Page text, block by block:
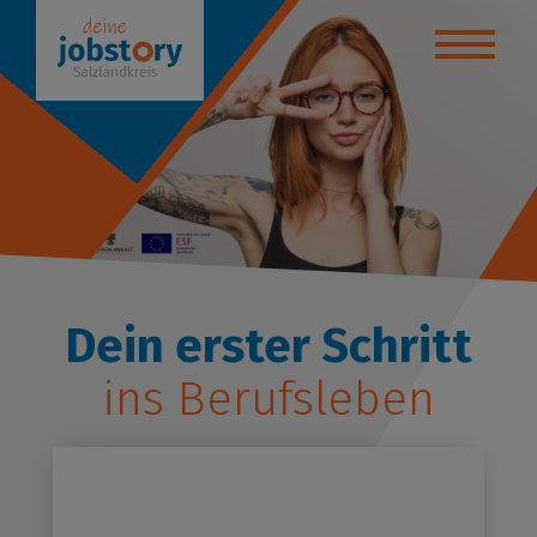
deinen Weg!
/ Studium
- Beratungsstelle
Dein erster Schritt
ins Berufsleben